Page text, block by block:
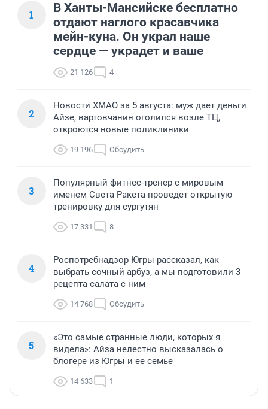
1
В Ханты-Мансийске бесплатно
отдают наглого красавчика
мейн-куна. Он украл наше
сердце — украдет и ваше
21 126 4
2
Новости ХМАО за 5 августа: муж дает деньги
Айзе, вартовчанин оголился возле ТЦ,
откроются новые поликлиники
19 196 Обсудить
3
Популярный фитнес-тренер с мировым
именем Света Ракета проведет открытую
тренировку для сургутян
17 331 8
4
Роспотребнадзор Югры рассказал, как
выбрать сочный арбуз, а мы подготовили 3
рецепта салата с ним
14 768 Обсудить
5
«Это самые странные люди, которых я
видела»: Айза нелестно высказалась о
блогере из Югры и ее семье
14 633 1